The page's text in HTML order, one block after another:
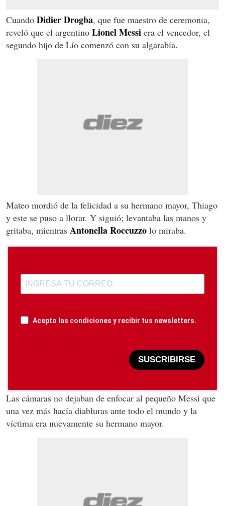
Cuando Didier Drogba, que fue maestro de ceremonia,
reveló que el argentino Lionel Messi era el vencedor, el
segundo hijo de Lío comenzó con su algarabía.
Mateo mordió de la felicidad a su hermano mayor, Thiago
y este se puso a llorar. Y siguió; levantaba las manos y
gritaba, mientras AntonellaRoccuzzo lo miraba.
Acepto las condiciones y recibir tus newsletters.
SUSCRIBIRSE
Las cámaras no dejaban de enfocar al pequeño Messi que
una vez más hacía diabluras ante todo el mundo y la
víctima era nuevamente su hermano mayor.